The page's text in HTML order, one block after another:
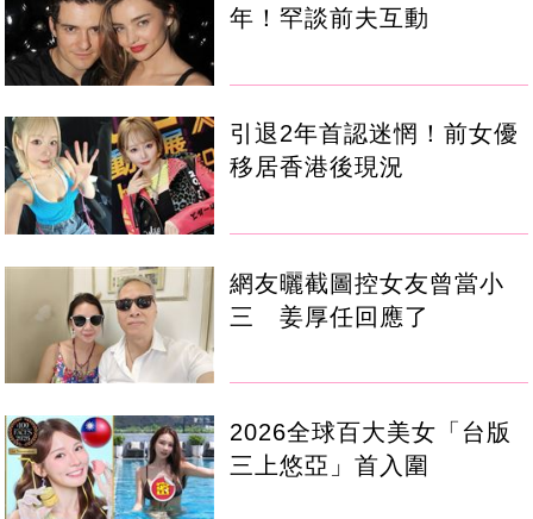
年！罕談前夫互動
引退2年首認迷惘！前女優
移居香港後現況
網友曬截圖控女友曾當小
三 姜厚任回應了
2026全球百大美女「台版
三上悠亞」首入圍